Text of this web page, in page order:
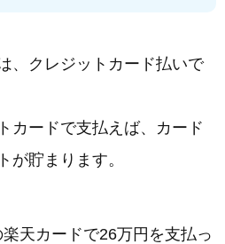
、クレジットカード払いで
カードで支払えば、カード
が貯まります。
天カードで26万円を支払っ